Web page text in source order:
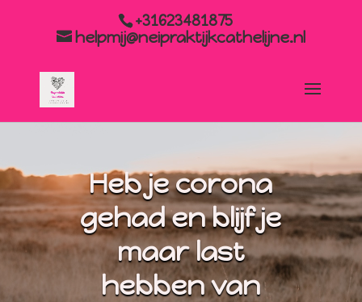
+31623481875
helpmij@neipraktijkcathelijne.nl
Heb je corona
gehad en blijf je
maar last
hebben van